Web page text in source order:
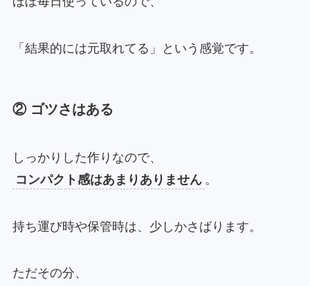
「結果的には元取れてる」という感覚です。
② ゴツさはある
しっかりした作りなので、
コンパクト感はあまりありません 。
持ち運び時や保管時は、少しかさばります。
ただその分、